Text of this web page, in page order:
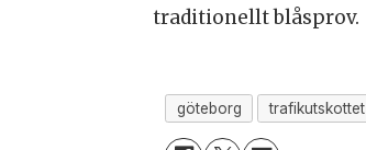
traditionellt blåsprov.
göteborg trafikutskottet